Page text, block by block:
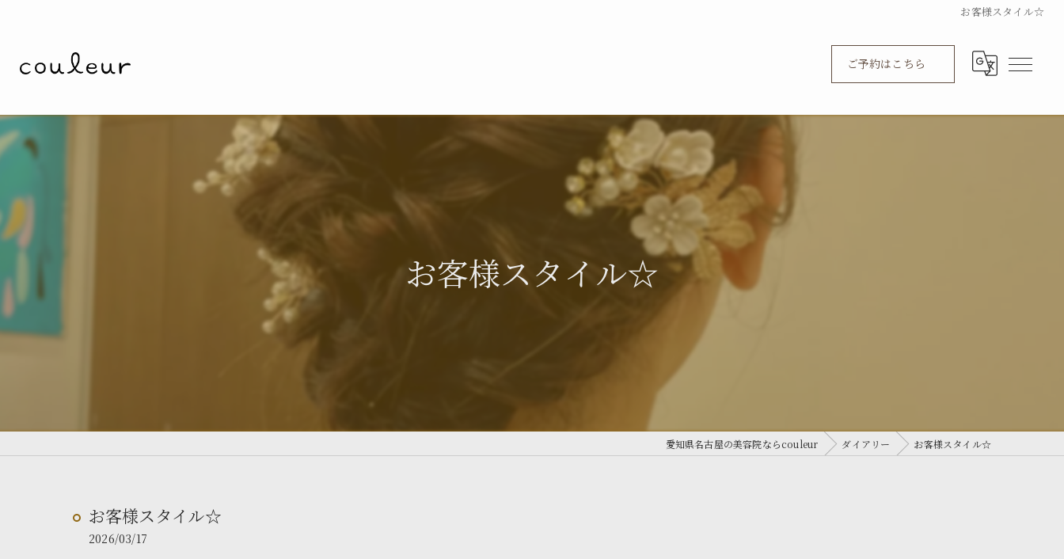
お客様スタイル☆
ご予約はこちら
お客様スタイル☆
愛知県名古屋の美容院ならcouleur ダイアリー お客様スタイル☆
お客様スタイル☆
2026/03/17